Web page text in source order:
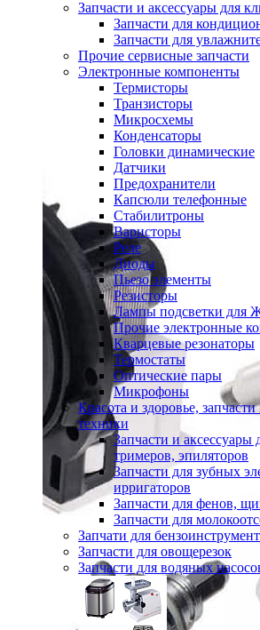
Запчасти и аксессуары для
Запчасти для
Запчасти для
Прочие сервисные запчасти
Электронные компоненты
Термисторы
Транзисторы
Микросхемы
Конденсаторы
Головки динамические
Датчики
Предохранители
Капсюли телефонные
Стабилитроны
Варисторы
Реле
Диоды
Пьезо элементы
Резисторы
Лампы подсветки для
Прочие электронные
Кварцевые резонаторы
Термостаты
Оптические пары
Микрофоны
Красота и здоровье,
техники
Запчасти и аксессуары
тримеров, эпиляторов
Запчасти для зубных
ирригаторов
Запчасти для фенов,
Запчасти для
Запчати для
Запчасти для овощерезок
Запчасти для водяных